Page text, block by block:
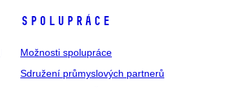
SPOLUPRÁCE
Možnosti spolupráce
Sdružení průmyslových partnerů